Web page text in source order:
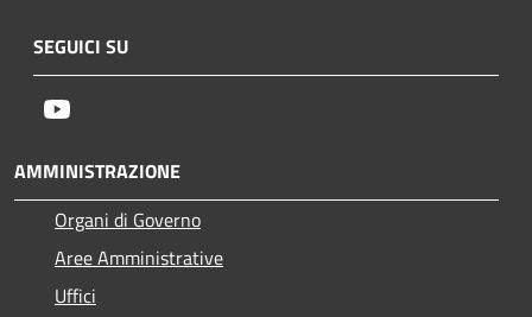
SEGUICI SU
AMMINISTRAZIONE
Organi di Governo
Aree Amministrative
Uffici